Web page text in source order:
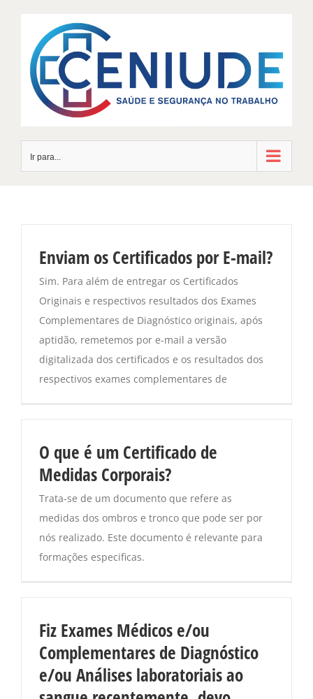
content
Ir para...
Enviam os Certificados por E-mail?
Sim. Para além de entregar os Certificados
Originais e respectivos resultados dos Exames
Complementares de Diagnóstico originais, após
aptidão, remetemos por e-mail a versão
digitalizada dos certificados e os resultados dos
respectivos exames complementares de
O que é um Certificado de
Medidas Corporais?
Trata-se de um documento que refere as
medidas dos ombros e tronco que pode ser por
nós realizado. Este documento é relevante para
formações especificas.
Fiz Exames Médicos e/ou
Complementares de Diagnóstico
e/ou Análises laboratoriais ao